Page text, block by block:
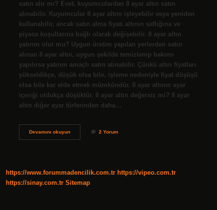
satın alır mı? Evet, kuyumculardan 8 ayar altın satın
alınabilir. Kuyumcular 8 ayar altını işleyebilir veya yeniden
kullanabilir, ancak satın alma fiyatı altının saflığına ve
piyasa koşullarına bağlı olarak değişebilir. 8 ayar altın
yatırım olur mu? Uygun üretim yapılan yerlerden satın
alınan 8 ayar altın, uygun şekilde temizlenip bakımı
yapılırsa yatırım amaçlı satın alınabilir. Çünkü altın fiyatları
yükseldikçe, düşük olsa bile, işleme nedeniyle fiyat düşüşü
olsa bile kar elde etmek mümkündür. 8 ayar altının ayar
içeriği oldukça düşüktür. 8 ayar altın değersiz mi? 8 ayar
altın diğer ayar türlerinden daha…
Devamını okuyun8
2 Yorum
https://www.forummadencilik.com.tr https://vipeo.com.tr
https://sinay.com.tr Sitemap